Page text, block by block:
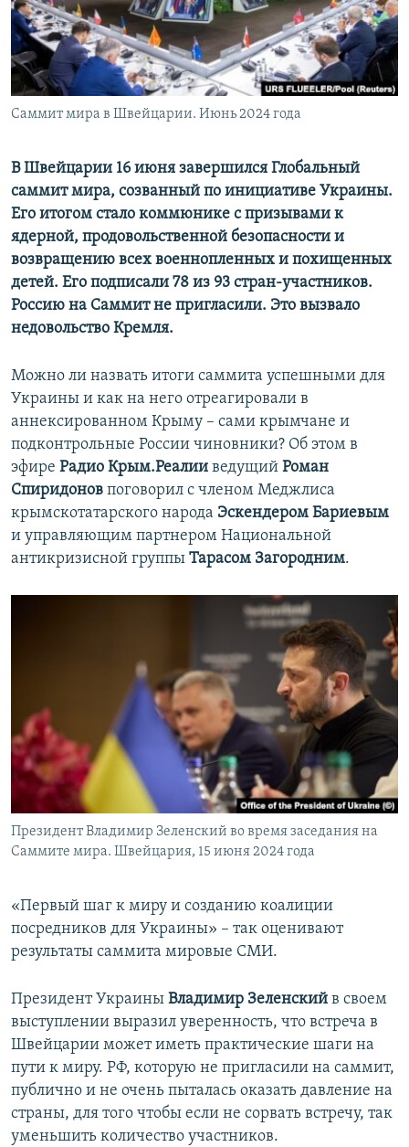
ПОБЕДИТЕЛЕЙ НЕ СУДЯТ?
КРЫМ.НЕПОКОРЕННЫЙ
ELIFBE
УКРАИНСКАЯ ПРОБЛЕМА КРЫМА
ПРИСОЕДИНЯЙТЕСЬ!
Саммит мира в Швейцарии. Июнь 2024 года
В Швейцарии 16 июня завершился Глобальный
саммит мира, созванный по инициативе Украины.
Его итогом стало коммюнике с призывами к
ядерной, продовольственной безопасности и
возвращению всех военнопленных и похищенных
детей. Его подписали 78 из 93 стран-участников.
Россию на Саммит не пригласили. Это вызвало
недовольство Кремля.
Можно ли назвать итоги саммита успешными для
Украины и как на него отреагировали в
аннексированном Крыму – сами крымчане и
подконтрольные России чиновники? Об этом в
эфире Радио Крым.Реалии ведущий Роман
Спиридонов поговорил с членом Меджлиса
крымскотатарского народа Эскендером Бариевым
и управляющим партнером Национальной
антикризисной группы Тарасом Загородним.
Президент Владимир Зеленский во время заседания на
Саммите мира. Швейцария, 15 июня 2024 года
«Первый шаг к миру и созданию коалиции
посредников для Украины» – так оценивают
результаты саммита мировые СМИ.
Президент Украины Владимир Зеленский в своем
выступлении выразил уверенность, что встреча в
Швейцарии может иметь практические шаги на
пути к миру. РФ, которую не пригласили на саммит,
публично и не очень пыталась оказать давление на
страны, для того чтобы если не сорвать встречу, так
уменьшить количество участников.